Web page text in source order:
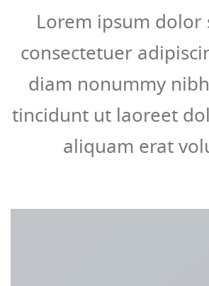
Lorem ipsum dolor
consectetuer
diam nonummy
tincidunt ut laoreet
aliquam erat